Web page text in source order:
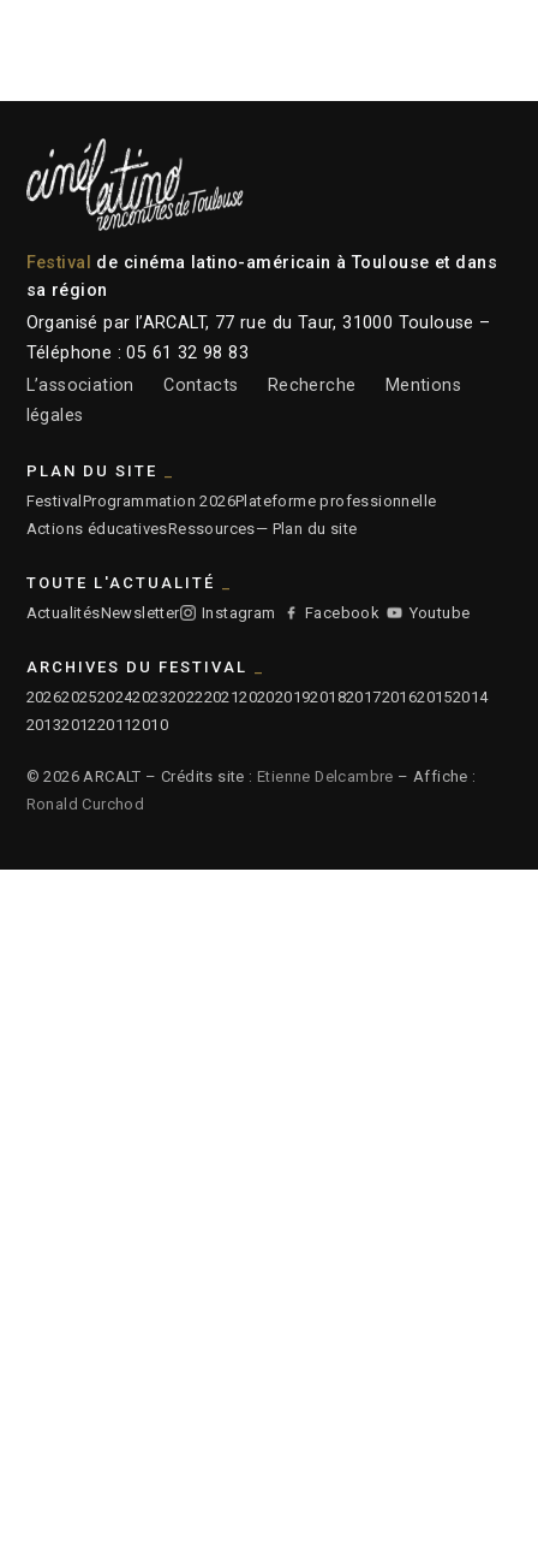
Festival
de cinéma latino-américain à Toulouse et dans
sa région
Organisé par l’ARCALT, 77 rue du Taur, 31000 Toulouse –
Téléphone : 05 61 32 98 83
L’association
Contacts Recherche
Mentions
légales
PLAN DU SITE
Festival Programmation 2026Plateforme professionnelle
Actions éducativesRessources— Plan du site
TOUTE L'ACTUALITÉ
ActualitésNewsletter Instagram Facebook Youtube
ARCHIVES DU FESTIVAL
2026202520242023202220212020201920182017201620152014
2013201220112010
© 2026 ARCALT – Crédits site : Etienne Delcambre – Affiche :
Ronald Curchod